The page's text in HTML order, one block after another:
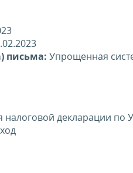
письма: Упрощенная
налоговой декларации